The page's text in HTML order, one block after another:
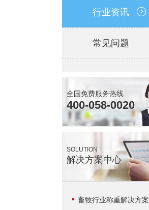
行业资讯
常见问题
全国免费服务热线
400-058-0020
SOLUTION
解决方案中心
畜牧行业称重解决方案